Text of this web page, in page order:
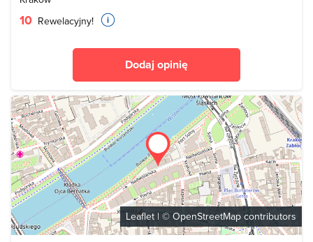
10 Rewelacyjny!
Dodaj opinię
Leaflet | ©OpenStreetMap contributors